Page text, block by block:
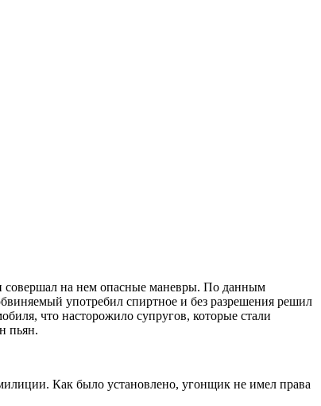
совершал на нем опасные маневры. По данным
употребил спиртное и без разрешения решил
что насторожило супругов, которые стали
пьян.
Как было установлено, угонщик не имел права